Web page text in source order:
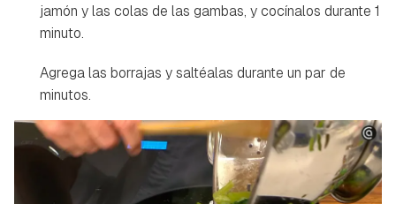
Guardar como favorito
Para poder guardar como favorito, primero has de
iniciar sesión con tu cuenta de Hogarmanía.
CANCELAR
jamón y las colas de las gambas, y cocínalos durante 1
minuto.
Agrega las borrajas y saltéalas durante un par de
minutos.Contenido enviado
Gracias por suscribirte a nuestro boletín.